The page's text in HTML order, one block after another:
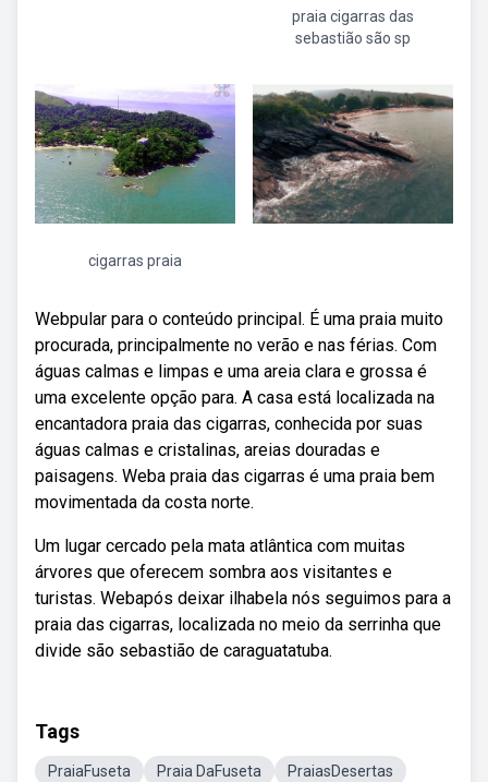
praia cigarras das
sebastião são sp
cigarras praia
Webpular para o conteúdo principal. É uma praia muito
procurada, principalmente no verão e nas férias. Com
águas calmas e limpas e uma areia clara e grossa é
uma excelente opção para. A casa está localizada na
encantadora praia das cigarras, conhecida por suas
águas calmas e cristalinas, areias douradas e
paisagens. Weba praia das cigarras é uma praia bem
movimentada da costa norte.
Um lugar cercado pela mata atlântica com muitas
árvores que oferecem sombra aos visitantes e
turistas. Webapós deixar ilhabela nós seguimos para a
praia das cigarras, localizada no meio da serrinha que
divide são sebastião de caraguatatuba.
Tags
PraiaFuseta Praia DaFuseta PraiasDesertas